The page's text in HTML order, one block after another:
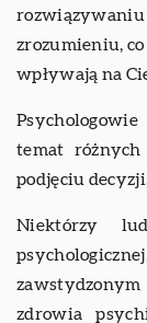
zrozumieniu, co
wpływają na
temat
podjęciu
Niektórzy
zdrowia